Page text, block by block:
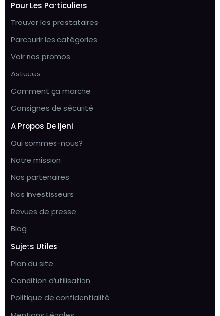
Pour Les Particuliers
Trouver les prestataires
Parcourir les catégories
Voir nos promos
Astuces
Comment ça marche
Consignes de sécurité
A Propos De Ijeni
Qui sommes-nous?
Notre mission
Nos partenaires
Nos investisseurs
Revues de presse
Blog
Sujets Utiles
Plan du site
Condition d’utilisation
Politique de confidentialité